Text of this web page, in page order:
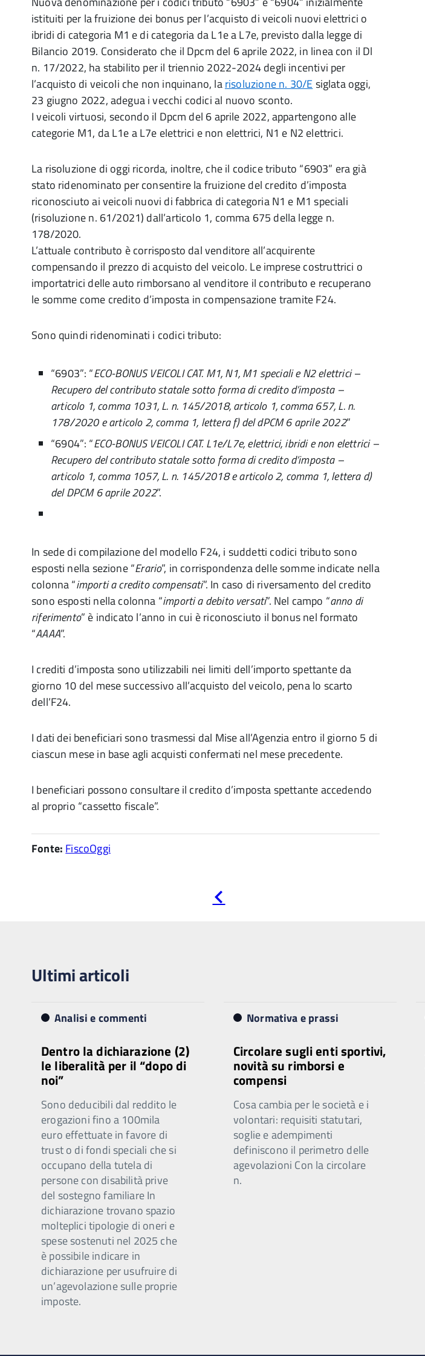
istituiti per la fruizione dei bonus per l’acquisto di veicoli nuovi elettrici o
ibridi di categoria M1 e di categoria da L1e a L7e, previsto dalla legge di
Bilancio 2019. Considerato che il Dpcm del 6 aprile 2022, in linea con il Dl
n. 17/2022, ha stabilito per il triennio 2022-2024 degli incentivi per
l’acquisto di veicoli che non inquinano, larisoluzione n. 30/Esiglata oggi,
23 giugno 2022, adegua i vecchi codici al nuovo sconto.
I veicoli virtuosi, secondo il Dpcm del 6 aprile 2022, appartengono alle
categorie M1, da L1e a L7e elettrici e non elettrici, N1 e N2 elettrici.
La risoluzione di oggi ricorda, inoltre, che il codice tributo “6903” era già
stato ridenominato per consentire la fruizione del credito d’imposta
riconosciuto ai veicoli nuovi di fabbrica di categoria N1 e M1 speciali
(risoluzione n. 61/2021) dall’articolo 1, comma 675 della legge n.
178/2020.
L’attuale contributo è corrisposto dal venditore all’acquirente
compensando il prezzo di acquisto del veicolo. Le imprese costruttrici o
importatrici delle auto rimborsano al venditore il contributo e recuperano
le somme come credito d’imposta in compensazione tramite F24.
Sono quindi ridenominati i codici tributo:
“6903”: “ECO-BONUS VEICOLI CAT. M1, N1, M1 speciali e N2 elettrici –
Recupero del contributo statale sotto forma di credito d’imposta –
articolo 1, comma 1031, L. n. 145/2018, articolo 1, comma 657, L. n.
178/2020 e articolo 2, comma 1, lettera f) del dPCM 6 aprile 2022”
“6904”: “ECO-BONUS VEICOLI CAT. L1e/L7e, elettrici, ibridi e non elettrici –
Recupero del contributo statale sotto forma di credito d’imposta –
articolo 1, comma 1057, L. n. 145/2018 e articolo 2, comma 1, lettera d)
del DPCM 6 aprile 2022”.
In sede di compilazione del modello F24, i suddetti codici tributo sono
esposti nella sezione “Erario”, in corrispondenza delle somme indicate nella
colonna “importi a credito compensati”. In caso di riversamento del credito
sono esposti nella colonna “importi a debito versati”. Nel campo “anno di
riferimento” è indicato l’anno in cui è riconosciuto il bonus nel formato
“AAAA”.
I crediti d’imposta sono utilizzabili nei limiti dell’importo spettante da
giorno 10 del mese successivo all’acquisto del veicolo, pena lo scarto
dell’F24.
I dati dei beneficiari sono trasmessi dal Mise all’Agenzia entro il giorno 5 di
ciascun mese in base agli acquisti confermati nel mese precedente.
I beneficiari possono consultare il credito d’imposta spettante accedendo
al proprio “cassetto fiscale”.
Fonte: FiscoOggi
precedente
Ultimi articoli
Analisi e commenti
Dentro la dichiarazione (2)
le liberalità per il “dopo di
noi”
Sono deducibili dal reddito le
erogazioni fino a 100mila
euro effettuate in favore di
trust o di fondi speciali che si
occupano della tutela di
persone con disabilità prive
del sostegno familiare In
dichiarazione trovano spazio
molteplici tipologie di oneri e
spese sostenuti nel 2025 che
è possibile indicare in
dichiarazione per usufruire di
un’agevolazione sulle proprie
imposte.
Normativa e prassi
Circolare sugli enti sportivi,
novità su rimborsi e
compensi
Cosa cambia per le società e i
volontari: requisiti statutari,
soglie e adempimenti
definiscono il perimetro delle
agevolazioni Con la circolare
n.